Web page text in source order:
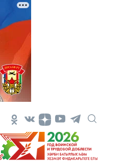
Новости Госавтоинспекции